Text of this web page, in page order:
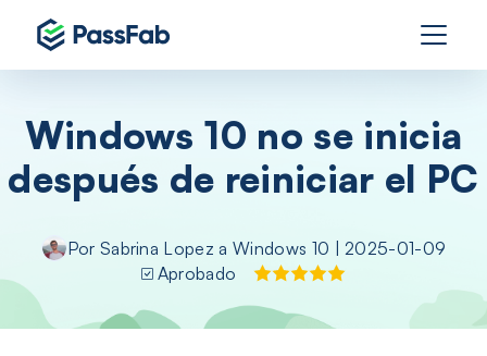
Windows 10 no se inicia
después de reiniciar el PC
Por Sabrina Lopez aWindows 10 | 2025-01-09
Aprobado